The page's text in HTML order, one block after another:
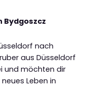
Bydgoszcz
nach
aus Düsseldorf
und möchten dir
Leben in